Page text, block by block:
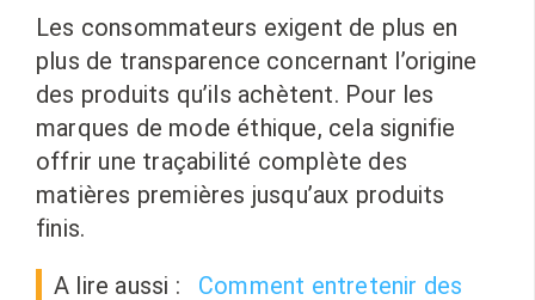
Les consommateurs exigent de plus en
plus de transparence concernant l’origine
des produits qu’ils achètent. Pour les
marques de mode éthique, cela signifie
offrir une traçabilité complète des
matières premières jusqu’aux produits
finis.
A lire aussi :
Comment entretenir des